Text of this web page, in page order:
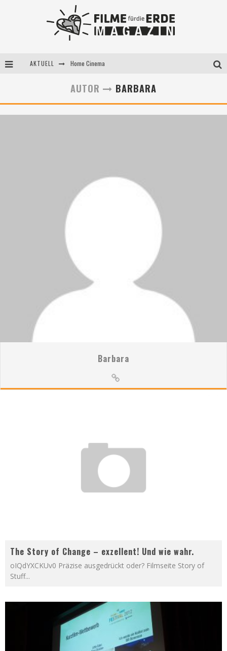
AKTUELL
AUTOR BARBARA
Barbara
The Story of Change – exzellent! Und wie wahr.
oIQdYXCKUv0 Präzise ausgedrückt oder? Filmseite Story of
Stuff...